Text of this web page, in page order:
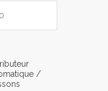
/